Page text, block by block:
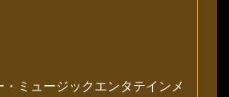
ミュージックエンタテインメ